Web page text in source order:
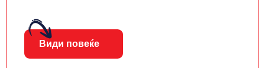
Види повеќе